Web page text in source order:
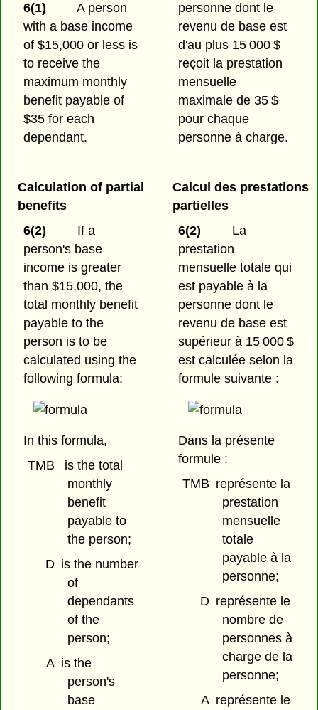
6(1)
A person
with a base income
of $15,000 or less is
to receive the
maximum monthly
benefit payable of
$35 for each
dependant.
personne dont le
revenu de base est
d'au plus 15 000 $
reçoit la prestation
mensuelle
maximale de 35 $
pour chaque
personne à charge.
Calculation of partial
benefits
6(2)
If a
person's base
income is greater
than $15,000, the
total monthly benefit
payable to the
person is to be
calculated using the
following formula:
In this formula,
TMB
is the total
monthly
benefit
payable to
the person;
D is the number
of
dependants
of the
person;
A is the
person's
base
Calcul des prestations
partielles
6(2)
La
prestation
mensuelle totale qui
est payable à la
personne dont le
revenu de base est
supérieur à 15 000 $
est calculée selon la
formule suivante :
Dans la présente
formule :
TMB représente la
prestation
mensuelle
totale
payable à la
personne;
D représente le
nombre de
personnes à
charge de la
personne;
A représente le